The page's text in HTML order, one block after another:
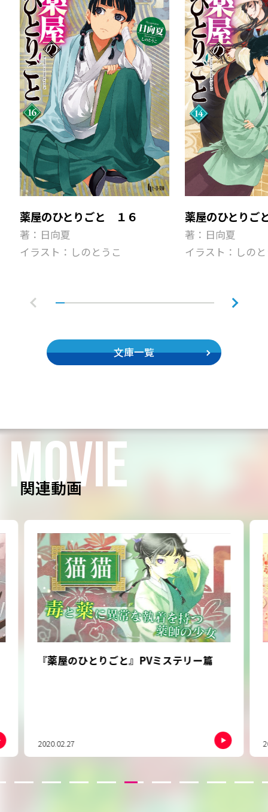
薬屋のひとりごと １６
著：日向夏
イラスト：しのとうこ
薬屋のひとり
著：日向夏
イラスト：しの
文庫一覧
MOVIE
関連動画
『薬屋のひとりごと』PVミステリー篇
2020.02.27